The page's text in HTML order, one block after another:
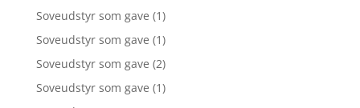
Soveudstyr som gave (1)
Soveudstyr som gave (1)
Soveudstyr som gave (2)
Soveudstyr som gave (1)